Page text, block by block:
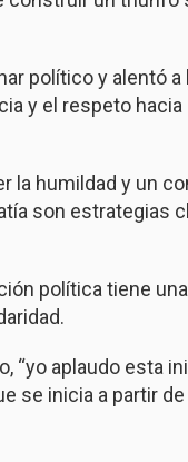
político y alentó a
y el respeto hacia
la humildad y un
son estrategias
política tiene una
“yo aplaudo esta
se inicia a partir